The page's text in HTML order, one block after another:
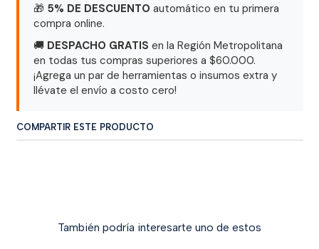
🎁 5% DE DESCUENTO automático en tu primera
compra online.
🚚 DESPACHO GRATIS en la Región Metropolitana
en todas tus compras superiores a $60.000.
¡Agrega un par de herramientas o insumos extra y
llévate el envío a costo cero!
COMPARTIR ESTE PRODUCTO
También podría interesarte uno de estos